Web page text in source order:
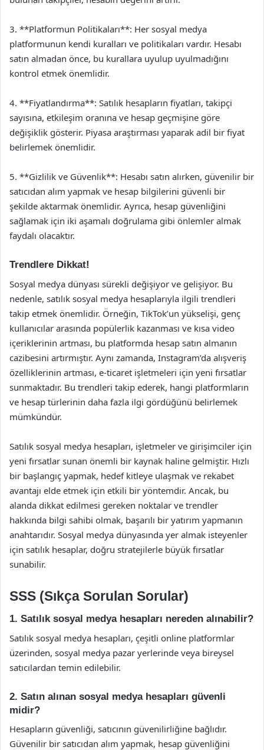
3. **Platformun Politikaları**: Her sosyal medya
platformunun kendi kuralları ve politikaları vardır. Hesabı
satın almadan önce, bu kurallara uyulup uyulmadığını
kontrol etmek önemlidir.
4. **Fiyatlandırma**: Satılık hesapların fiyatları, takipçi
sayısına, etkileşim oranına ve hesap geçmişine göre
değişiklik gösterir. Piyasa araştırması yaparak adil bir fiyat
belirlemek önemlidir.
5. **Gizlilik ve Güvenlik**: Hesabı satın alırken, güvenilir bir
satıcıdan alım yapmak ve hesap bilgilerini güvenli bir
şekilde aktarmak önemlidir. Ayrıca, hesap güvenliğini
sağlamak için iki aşamalı doğrulama gibi önlemler almak
faydalı olacaktır.
Trendlere Dikkat!
Sosyal medya dünyası sürekli değişiyor ve gelişiyor. Bu
nedenle, satılık sosyal medya hesaplarıyla ilgili trendleri
takip etmek önemlidir. Örneğin, TikTok’un yükselişi, genç
kullanıcılar arasında popülerlik kazanması ve kısa video
içeriklerinin artması, bu platformda hesap satın almanın
cazibesini artırmıştır. Aynı zamanda, Instagram’da alışveriş
özelliklerinin artması, e-ticaret işletmeleri için yeni fırsatlar
sunmaktadır. Bu trendleri takip ederek, hangi platformların
ve hesap türlerinin daha fazla ilgi gördüğünü belirlemek
mümkündür.
Satılık sosyal medya hesapları, işletmeler ve girişimciler için
yeni fırsatlar sunan önemli bir kaynak haline gelmiştir. Hızlı
bir başlangıç yapmak, hedef kitleye ulaşmak ve rekabet
avantajı elde etmek için etkili bir yöntemdir. Ancak, bu
alanda dikkat edilmesi gereken noktalar ve trendler
hakkında bilgi sahibi olmak, başarılı bir yatırım yapmanın
anahtarıdır. Sosyal medya dünyasında yer almak isteyenler
için satılık hesaplar, doğru stratejilerle büyük fırsatlar
sunabilir.
SSS (Sıkça Sorulan Sorular)
1. Satılık sosyal medya hesapları nereden alınabilir?
Satılık sosyal medya hesapları, çeşitli online platformlar
üzerinden, sosyal medya pazar yerlerinde veya bireysel
satıcılardan temin edilebilir.
2. Satın alınan sosyal medya hesapları güvenli
midir?
Hesapların güvenliği, satıcının güvenilirliğine bağlıdır.
Güvenilir bir satıcıdan alım yapmak, hesap güvenliğini